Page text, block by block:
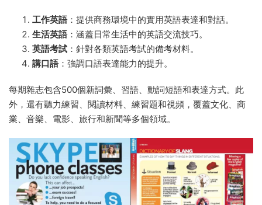
工作英語：提供商務環境中的實用英語表達和對話。
生活英語：涵蓋日常生活中的英語交流技巧。
英語考試 ：針對各類英語考試的備考材料。
講口語：強調口語表達能力的提升。
每期雜志包含500個新詞彙、習語、動詞短語和表達方式。此
外，還有聽力練習、閱讀材料、練習題和視頻，覆蓋文化、商
業、音樂、電影、旅行和新聞等多個領域。